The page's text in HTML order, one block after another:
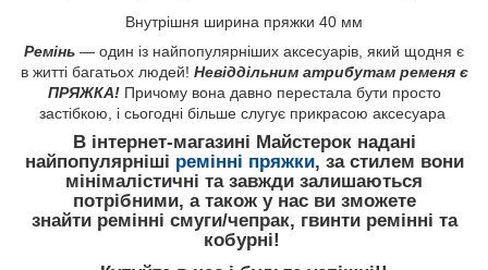
Внутрішня ширина пряжки 40 мм
Ремінь — один із найпопулярніших аксесуарів, який щодня є
в житті багатьох людей! Невіддільним атрибутам ременя є
ПРЯЖКА! Причому вона давно перестала бути просто
застібкою, і сьогодні більше слугує прикрасою аксесуара
В інтернет-магазині Майстерок надані
найпопулярніші ремінні пряжки, за стилем вони
мінімалістичні та завжди залишаються
потрібними, а також у нас ви зможете
знайти ремінні смуги/чепрак, гвинти ремінні та
кобурні!